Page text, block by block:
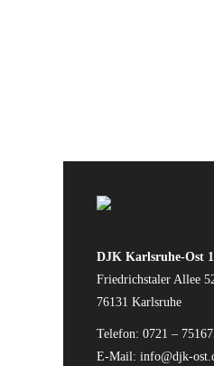
DJK Karlsruhe-Ost
Friedrichstaler Allee
76131 Karlsruhe
Telefon: 0721 –
E-Mail: info@djk-